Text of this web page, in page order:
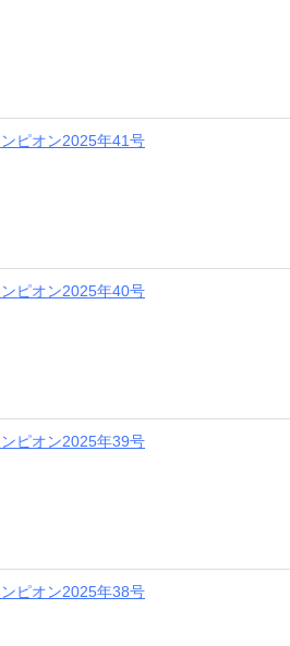
ピオン2025年41号
ピオン2025年40号
ピオン2025年39号
ピオン2025年38号